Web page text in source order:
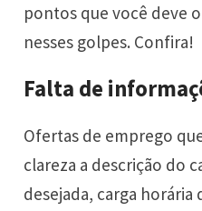
pontos que você deve
nesses golpes. Confira!
Falta de
Ofertas de emprego
clareza a descrição do
desejada, carga